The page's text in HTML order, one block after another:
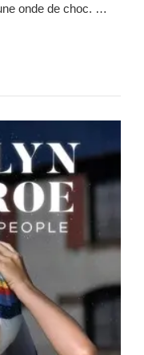
onde de choc. …